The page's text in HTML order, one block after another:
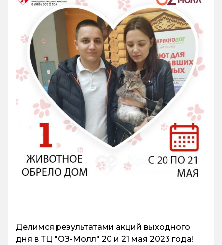
Делимся результатами акций выходного
дня в ТЦ "ОЗ-Молл" 20 и 21 мая 2023 года!